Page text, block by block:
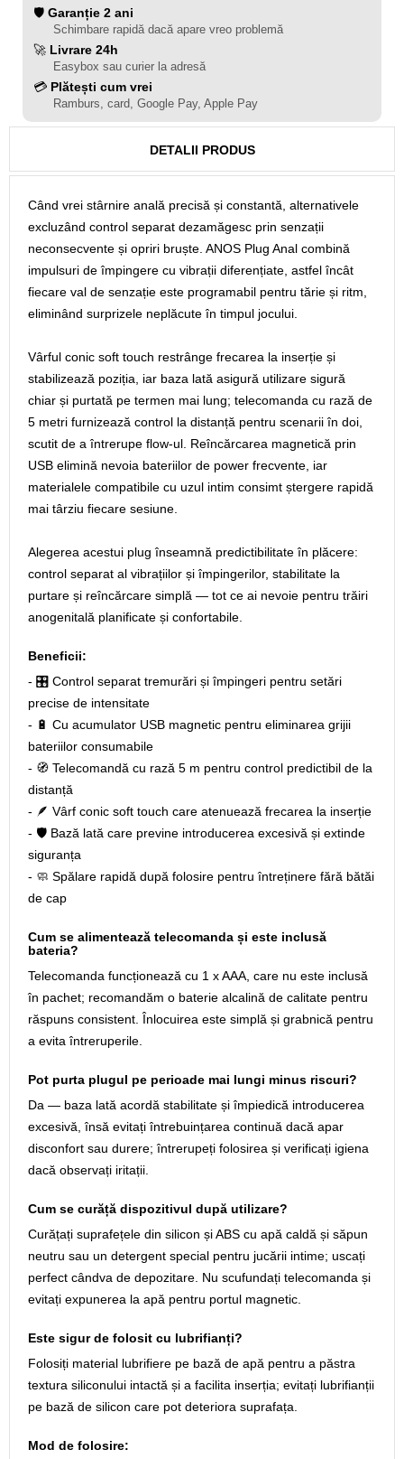
🛡️ Garanție 2 ani
Schimbare rapidă dacă apare vreo problemă
🚀 Livrare 24h
Easybox sau curier la adresă
💳 Plătești cum vrei
Ramburs, card, Google Pay, Apple Pay
DETALII PRODUS
Când vrei stârnire anală precisă și constantă, alternativele
excluzând control separat dezamăgesc prin senzații
neconsecvente și opriri bruște. ANOS Plug Anal combină
impulsuri de împingere cu vibrații diferențiate, astfel încât
fiecare val de senzație este programabil pentru tărie și ritm,
eliminând surprizele neplăcute în timpul jocului.
Vârful conic soft touch restrânge frecarea la inserție și
stabilizează poziția, iar baza lată asigură utilizare sigură
chiar și purtată pe termen mai lung; telecomanda cu rază de
5 metri furnizează control la distanță pentru scenarii în doi,
scutit de a întrerupe flow-ul. Reîncărcarea magnetică prin
USB elimină nevoia bateriilor de power frecvente, iar
materialele compatibile cu uzul intim consimt ștergere rapidă
mai târziu fiecare sesiune.
Alegerea acestui plug înseamnă predictibilitate în plăcere:
control separat al vibrațiilor și împingerilor, stabilitate la
purtare și reîncărcare simplă — tot ce ai nevoie pentru trăiri
anogenitală planificate și confortabile.
Beneficii:
- 🎛️ Control separat tremurări și împingeri pentru setări
precise de intensitate
- 🔋 Cu acumulator USB magnetic pentru eliminarea grijii
bateriilor consumabile
- 🧭 Telecomandă cu rază 5 m pentru control predictibil de la
distanță
- 🪶 Vârf conic soft touch care atenuează frecarea la inserție
- 🛡️ Bază lată care previne introducerea excesivă și extinde
siguranța
- 🧼 Spălare rapidă după folosire pentru întreținere fără bătăi
de cap
Cum se alimentează telecomanda și este inclusă
bateria?
Telecomanda funcționează cu 1 x AAA, care nu este inclusă
în pachet; recomandăm o baterie alcalină de calitate pentru
răspuns consistent. Înlocuirea este simplă și grabnică pentru
a evita întreruperile.
Pot purta plugul pe perioade mai lungi minus riscuri?
Da — baza lată acordă stabilitate și împiedică introducerea
excesivă, însă evitați întrebuințarea continuă dacă apar
disconfort sau durere; întrerupeți folosirea și verificați igiena
dacă observați iritații.
Cum se curăță dispozitivul după utilizare?
Curățați suprafețele din silicon și ABS cu apă caldă și săpun
neutru sau un detergent special pentru jucării intime; uscați
perfect cândva de depozitare. Nu scufundați telecomanda și
evitați expunerea la apă pentru portul magnetic.
Este sigur de folosit cu lubrifianți?
Folosiți material lubrifiere pe bază de apă pentru a păstra
textura siliconului intactă și a facilita inserția; evitați lubrifianții
pe bază de silicon care pot deteriora suprafața.
Mod de folosire: